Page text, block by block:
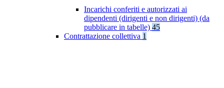
Incarichi conferiti e autorizzati ai
dipendenti (dirigenti e non dirigenti) (da
pubblicare in tabelle) 45
Contrattazione collettiva 1